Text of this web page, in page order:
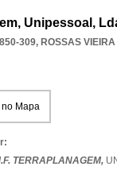
Unipessoal,
309, ROSSAS
no Mapa
TERRAPLANAGEM,